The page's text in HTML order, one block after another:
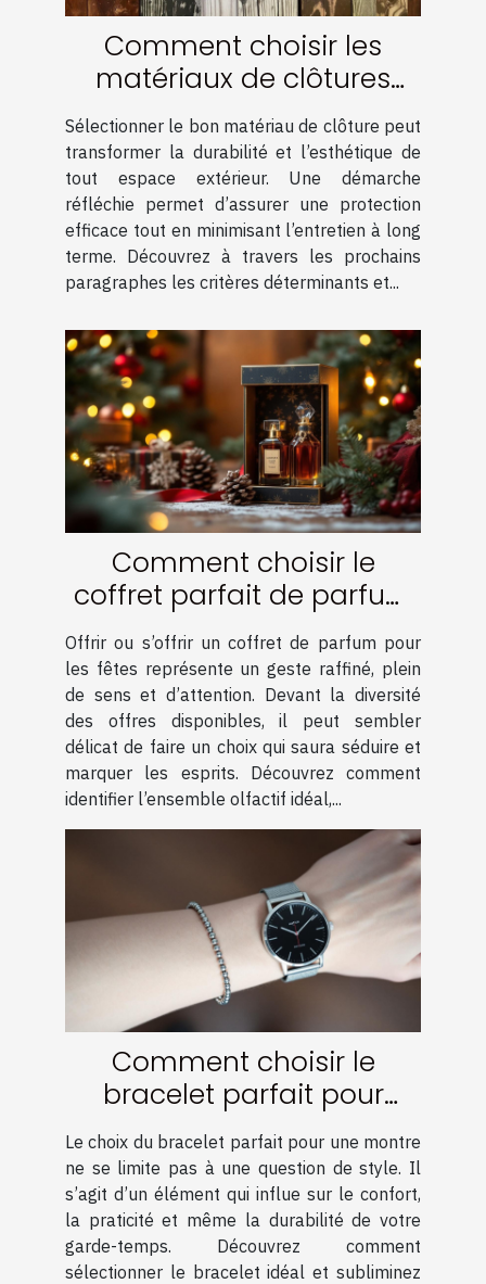
Comment choisir les
matériaux de clôtures
pour une durabilité
optimale ?
Sélectionner le bon matériau de clôture peut
transformer la durabilité et l’esthétique de
tout espace extérieur. Une démarche
réfléchie permet d’assurer une protection
efficace tout en minimisant l’entretien à long
terme. Découvrez à travers les prochains
paragraphes les critères déterminants et...
Comment choisir le
coffret parfait de parfum
pour les fêtes ?
Offrir ou s’offrir un coffret de parfum pour
les fêtes représente un geste raffiné, plein
de sens et d’attention. Devant la diversité
des offres disponibles, il peut sembler
délicat de faire un choix qui saura séduire et
marquer les esprits. Découvrez comment
identifier l’ensemble olfactif idéal,...
Comment choisir le
bracelet parfait pour
votre montre ?
Le choix du bracelet parfait pour une montre
ne se limite pas à une question de style. Il
s’agit d’un élément qui influe sur le confort,
la praticité et même la durabilité de votre
garde-temps. Découvrez comment
sélectionner le bracelet idéal et subliminez